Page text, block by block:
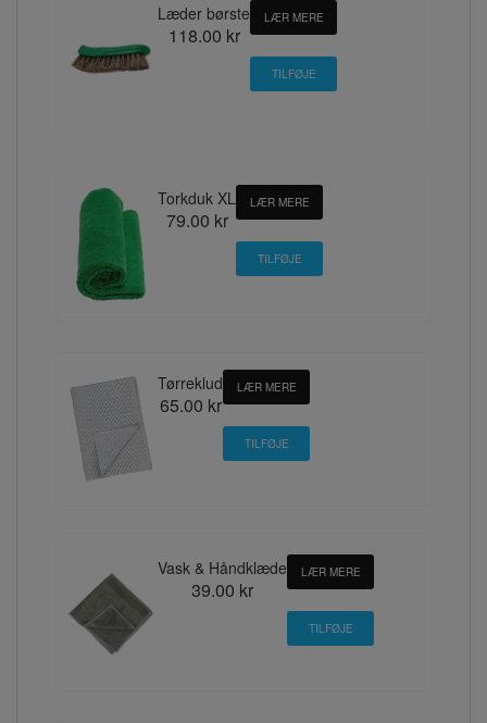
Læder børste
118.00 kr
LÆR MERE
Torkduk XL
79.00 kr
LÆR MERE
Tørreklud
65.00 kr
LÆR MERE
Vask & Håndklæde
39.00 kr
LÆR MERE